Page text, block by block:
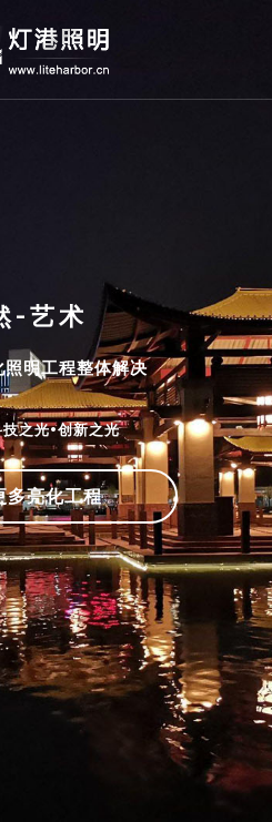
-艺术
明工程整体解决
之光•创新之光
多亮化工程